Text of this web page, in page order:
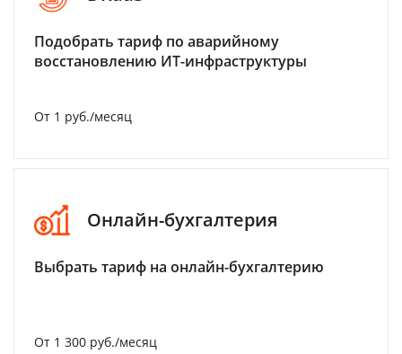
Подобрать тариф по аварийному
восстановлению ИТ-инфраструктуры
От 1 руб./месяц
Онлайн-бухгалтерия
Выбрать тариф на онлайн-бухгалтерию
От 1 300 руб./месяц